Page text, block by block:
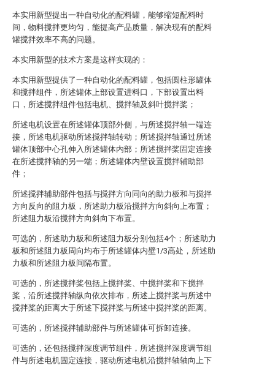
本实用新型提出一种自动化的配料罐，能够缩短配料时
间，物料搅拌更均匀，能提高产品质量，解决现有的配料
罐搅拌效率不高的问题。
本实用新型的技术方案是这样实现的：
本实用新型提供了一种自动化的配料罐，包括圆柱形罐体
和搅拌组件，所述罐体上部设置进料口，下部设置出料
口，所述搅拌组件包括电机、搅拌轴及斜叶搅拌桨；
所述电机设置在所述罐体顶部外侧，与所述搅拌轴一端连
接，所述电机驱动所述搅拌轴转动；所述搅拌轴通过所述
罐体顶部中心孔伸入所述罐体内部；所述搅拌桨固定连接
在所述搅拌轴的另一端；所述罐体内壁设置搅拌辅助部
件；
所述搅拌辅助部件包括与搅拌方向同向的助力板和与搅拌
方向反向的阻力板，所述助力板沿搅拌方向斜向上布置；
所述阻力板沿搅拌方向斜向下布置。
可选的，所述助力板和所述阻力板分别包括4个；所述助力
板和所述阻力板周向均布于所述罐体内壁1/3高处，所述助
力板和所述阻力板间隔布置。
可选的，所述搅拌桨包括上搅拌桨、中搅拌桨和下搅拌
桨，沿所述搅拌轴纵向依次排布，所述上搅拌桨与所述中
搅拌桨的距离大于所述下搅拌桨与所述中搅拌桨的距离。
可选的，所述搅拌辅助部件与所述罐体可拆卸连接。
可选的，还包括搅拌深度调节组件，所述搅拌深度调节组
件与所述电机固定连接，驱动所述电机沿搅拌轴轴向上下